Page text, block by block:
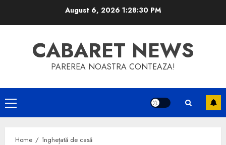
August 6, 2026 1:28:30 PM
CABARET NEWS
PAREREA NOASTRA CONTEAZA!
Primary
Menu
Home înghețată de casă